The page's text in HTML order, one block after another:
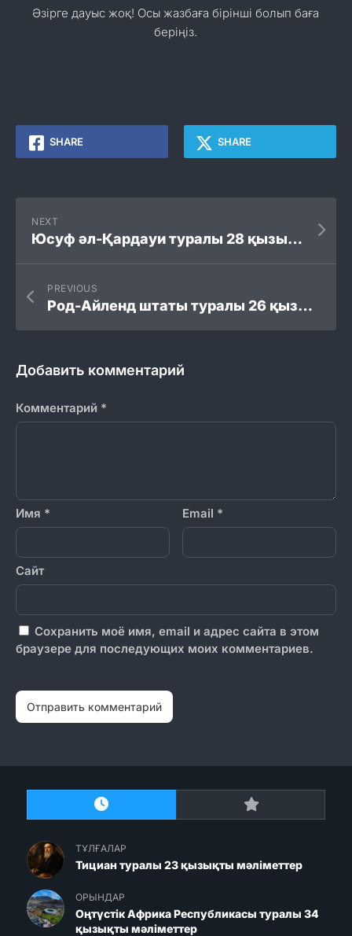
Әзірге дауыс жоқ! Осы жазбаға бірінші болып баға
беріңіз.
SHARE SHARE
NEXT
Юсуф әл-Қардауи туралы 28 қызықты мәліметтер
PREVIOUS
Род-Айленд штаты туралы 26 қызықты мәліметтер
Добавить комментарий
Комментарий *
Имя * Email *
Сайт
Сохранить моё имя, email и адрес сайта в этом
браузере для последующих моих комментариев.
ТҰЛҒАЛАР
Тициан туралы 23 қызықты мәліметтер
ОРЫНДАР
Оңтүстік Африка Республикасы туралы 34
қызықты мәліметтер